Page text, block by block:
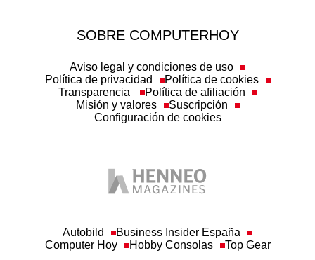
SOBRE COMPUTERHOY
Aviso legal y condiciones de uso
Política de privacidad
Política de cookies
Transparencia
Política de afiliación
Misión y valores
Suscripción
Configuración de cookies
Autobild
Business Insider España
Computer Hoy
Hobby Consolas Top Gear